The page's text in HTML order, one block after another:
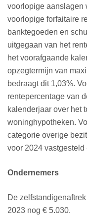
voorlopige aanslagen
voorlopige forfaitaire
banktegoeden en
uitgegaan van het
het voorafgaande
opzegtermijn van
bedraagt dit 1,03%.
rentepercentage van
kalenderjaar over het
woninghypotheken.
categorie overige
voor 2024 vastgesteld
Ondernemers
De
2023 nog € 5.030.